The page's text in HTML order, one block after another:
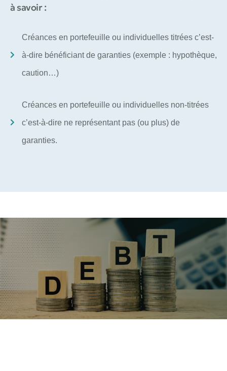
à savoir :
Créances en portefeuille ou individuelles titrées c’est-
à-dire bénéficiant de garanties (exemple : hypothèque,
caution…)
Créances en portefeuille ou individuelles non-titrées
c’est-à-dire ne représentant pas (ou plus) de
garanties.